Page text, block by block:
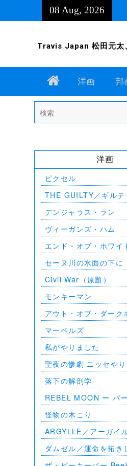
08 Aug, 2026
Travis Japan 松田元太
Home洋画 邦
for:
洋画
ピクセル
THE GUILTY／ギルテ
デンジャラス・ラン
ヴィーガンズ・ハム
エンド・オブ・ホワイ
セーヌ川の水面の下に
Civil War（原題）
モンキーマン
アウト・オブ・ダー
ない影
マーベルズ
私がやりました
聖夜の惨劇 ニッセや
落下の解剖学
REBEL MOON ー パ
を刻む者
怪物の木こり
ARGYLLE／アーガイ
ダムゼル／運命を拓き